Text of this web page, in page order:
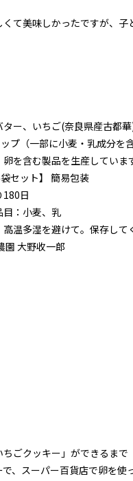
て美味しかったですが、子
ー、いちご(奈良県産古都
プ（一部に小麦・乳成分を含
を含む製品を生産していま
セット】 簡易包装
日
：小麦、乳
温多湿を避けて。保存して
大野收一郎
ごクッキー」ができるまで
、スーパー百貨店で卵を使